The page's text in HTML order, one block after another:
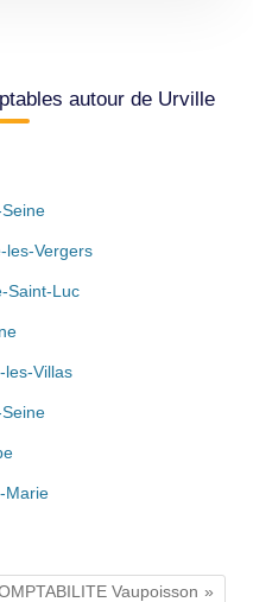
autour de Urville
les-Vergers
Saint-Luc
les-Villas
Marie
Vaupoisson